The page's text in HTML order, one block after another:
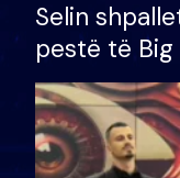
Selin
pestë të
çmimin e